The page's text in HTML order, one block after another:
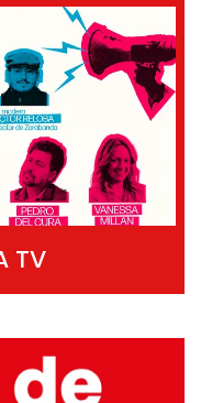
TV